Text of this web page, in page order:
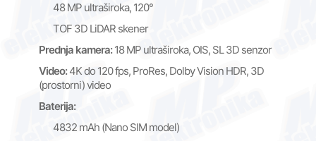
48 MP ultraširoka, 120°
TOF 3D LiDAR skener
Prednja kamera:18 MP ultraširoka, OIS, SL 3D senzor
Video:4K do 120 fps, ProRes, Dolby Vision HDR, 3D
(prostorni) video
Baterija:
4832 mAh (Nano SIM model)